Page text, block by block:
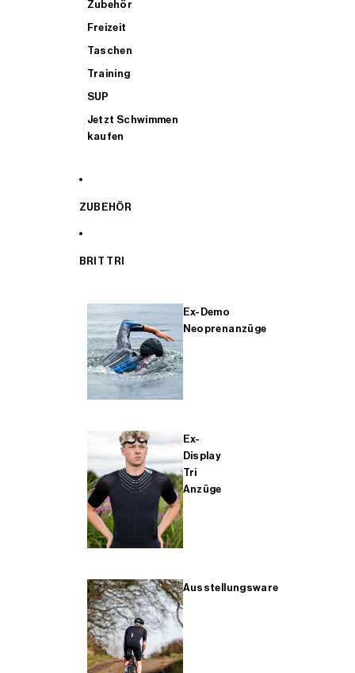
Zubehör
Freizeit
Taschen
Training
SUP
Jetzt Schwimmen
kaufen
ZUBEHÖR
BRIT TRI
Ex-Demo
Neoprenanzüge
Ex-
Display
Tri
Anzüge
Ausstellungsware